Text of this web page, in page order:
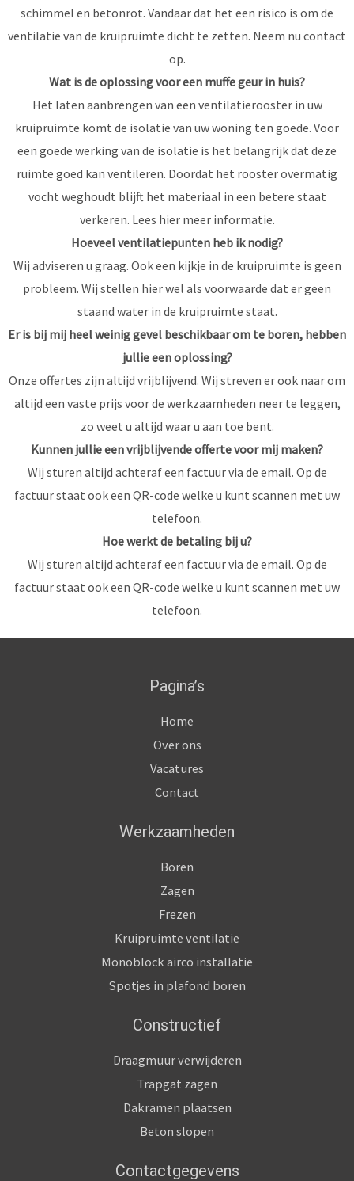
schimmel en betonrot. Vandaar dat het een risico is om de
ventilatie van de kruipruimte dicht te zetten. Neem nu contact
op.
Wat is de oplossing voor een muffe geur in huis?
Het laten aanbrengen van een ventilatierooster in uw
kruipruimte komt de isolatie van uw woning ten goede. Voor
een goede werking van de isolatie is het belangrijk dat deze
ruimte goed kan ventileren. Doordat het rooster overmatig
vocht weghoudt blijft het materiaal in een betere staat
verkeren. Lees hier meer informatie.
Hoeveel ventilatiepunten heb ik nodig?
Wij adviseren u graag. Ook een kijkje in de kruipruimte is geen
probleem. Wij stellen hier wel als voorwaarde dat er geen
staand water in de kruipruimte staat.
Er is bij mij heel weinig gevel beschikbaar om te boren, hebben
jullie een oplossing?
Onze offertes zijn altijd vrijblijvend. Wij streven er ook naar om
altijd een vaste prijs voor de werkzaamheden neer te leggen,
zo weet u altijd waar u aan toe bent.
Kunnen jullie een vrijblijvende offerte voor mij maken?
Wij sturen altijd achteraf een factuur via de email. Op de
factuur staat ook een QR-code welke u kunt scannen met uw
telefoon.
Hoe werkt de betaling bij u?
Wij sturen altijd achteraf een factuur via de email. Op de
factuur staat ook een QR-code welke u kunt scannen met uw
telefoon.
Pagina’s
Home
Over ons
Vacatures
Contact
Werkzaamheden
Boren
Zagen
Frezen
Kruipruimte ventilatie
Monoblock airco installatie
Spotjes in plafond boren
Constructief
Draagmuur verwijderen
Trapgat zagen
Dakramen plaatsen
Beton slopen
Contactgegevens